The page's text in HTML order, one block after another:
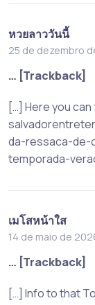
หวยลาววันนี้
25 de dezembro
… [Trackback]
[…] Here you
da-ressaca-de-
temporada-
เมโสหน้าใส
14 de maio de
… [Trackback]
[…] Info to that